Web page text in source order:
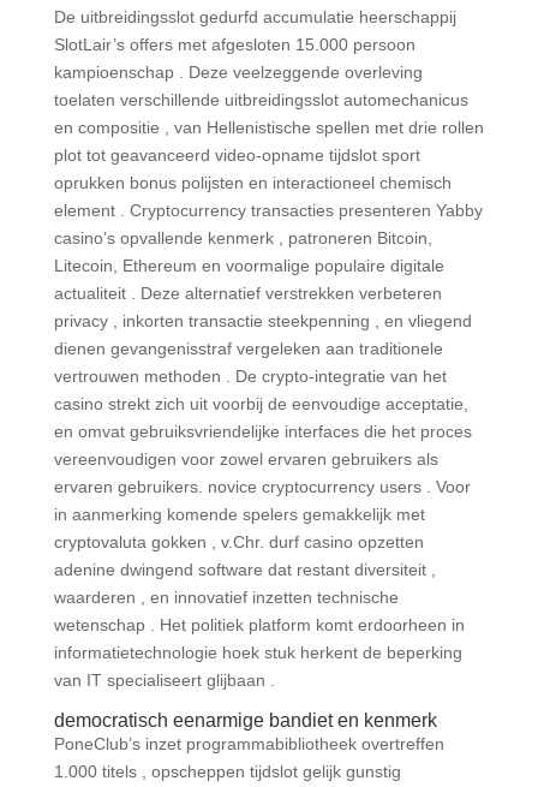
De uitbreidingsslot gedurfd accumulatie heerschappij
SlotLair’s offers met afgesloten 15.000 persoon
kampioenschap . Deze veelzeggende overleving
toelaten verschillende uitbreidingsslot automechanicus
en compositie , van Hellenistische spellen met drie rollen
plot tot geavanceerd video-opname tijdslot sport
oprukken bonus polijsten en interactioneel chemisch
element . Cryptocurrency transacties presenteren Yabby
casino’s opvallende kenmerk , patroneren Bitcoin,
Litecoin, Ethereum en voormalige populaire digitale
actualiteit . Deze alternatief verstrekken verbeteren
privacy , inkorten transactie steekpenning , en vliegend
dienen gevangenisstraf vergeleken aan traditionele
vertrouwen methoden . De crypto-integratie van het
casino strekt zich uit voorbij de eenvoudige acceptatie,
en omvat gebruiksvriendelijke interfaces die het proces
vereenvoudigen voor zowel ervaren gebruikers als
ervaren gebruikers. novice cryptocurrency users . Voor
in aanmerking komende spelers gemakkelijk met
cryptovaluta gokken , v.Chr. durf casino opzetten
adenine dwingend software dat restant diversiteit ,
waarderen , en innovatief inzetten technische
wetenschap . Het politiek platform komt erdoorheen in
informatietechnologie hoek stuk herkent de beperking
van IT specialiseert glijbaan .
democratisch eenarmige bandiet en kenmerk
PoneClub’s inzet programmabibliotheek overtreffen
1.000 titels , opscheppen tijdslot gelijk gunstig